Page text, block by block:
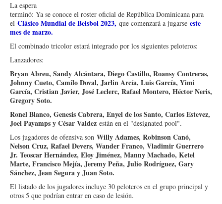
La espera
terminó: Ya se conoce el roster oficial de República Dominicana para
el Clásico Mundial de Beisbol 2023, que comenzará a jugarse este
mes de marzo.
El combinado tricolor estará integrado por los siguientes peloteros:
Lanzadores:
Bryan Abreu, Sandy Alcántara, Diego Castillo, Roansy Contreras,
Johnny Cueto, Camilo Doval, Jarlin Arcía, Luis García, Yimi
García, Cristian Javier, José Leclerc, Rafael Montero, Héctor Neris,
Gregory Soto.
Ronel Blanco, Genesis Cabrera, Enyel de los Santo, Carlos Estevez,
Joel Payamps y César Valdez están en el "designated pool".
Los jugadores de ofensiva son Willy Adames, Robinson Canó,
Nelson Cruz, Rafael Devers, Wander Franco, Vladimir Guerrero
Jr. Teoscar Hernández, Eloy Jiménez, Manny Machado, Ketel
Marte, Francisco Mejía, Jeremy Peña, Julio Rodríguez, Gary
Sánchez, Jean Segura y Juan Soto.
El listado de los jugadores incluye 30 peloteros en el grupo principal y
otros 5 que podrían entrar en caso de lesión.